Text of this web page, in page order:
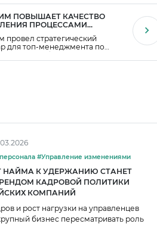
ПОВЫШАЕТ КАЧЕСТВО
ПРОЦЕССАМИ
провел стратегический
для топ-менеджмента по
и масштабированию
искусственного
#Вовлечение персонала #Управление изменениями
НАЙМА К УДЕРЖАНИЮ СТАНЕТ
КАДРОВОЙ ПОЛИТИКИ
КОМПАНИЙ
и рост нагрузки на управленцев
бизнес пересматривать роль